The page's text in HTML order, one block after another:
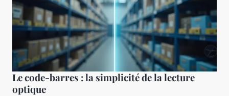
Le code-barres : la simplicité de la lecture
optique